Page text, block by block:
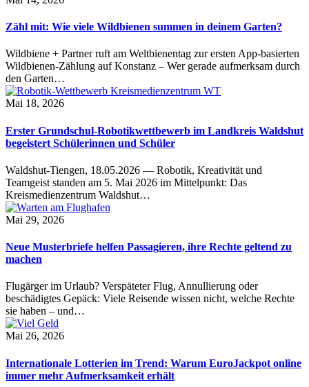
Zähl mit: Wie viele Wildbienen summen in deinem Garten?
Wildbiene + Partner ruft am Weltbienentag zur ersten App-basierten
Wildbienen-Zählung auf Konstanz – Wer gerade aufmerksam durch
den Garten…
Mai 18, 2026
Erster Grundschul-Robotikwettbewerb im Landkreis Waldshut
begeistert Schülerinnen und Schüler
Waldshut-Tiengen, 18.05.2026 — Robotik, Kreativität und
Teamgeist standen am 5. Mai 2026 im Mittelpunkt: Das
Kreismedienzentrum Waldshut…
Mai 29, 2026
Neue Musterbriefe helfen Passagieren, ihre Rechte geltend zu
machen
Flugärger im Urlaub? Verspäteter Flug, Annullierung oder
beschädigtes Gepäck: Viele Reisende wissen nicht, welche Rechte
sie haben – und…
Mai 26, 2026
Internationale Lotterien im Trend: Warum EuroJackpot online
immer mehr Aufmerksamkeit erhält